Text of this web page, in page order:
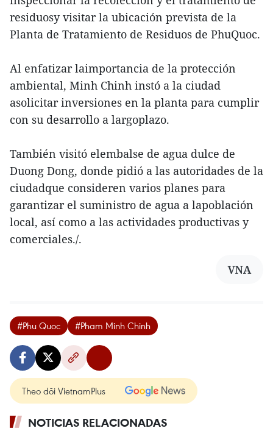
residuosy visitar la ubicación prevista de la
Planta de Tratamiento de Residuos de PhuQuoc.
Al enfatizar laimportancia de la protección
ambiental, Minh Chinh instó a la ciudad
asolicitar inversiones en la planta para cumplir
con su desarrollo a largoplazo.
También visitó elembalse de agua dulce de
Duong Dong, donde pidió a las autoridades de la
ciudadque consideren varios planes para
garantizar el suministro de agua a lapoblación
local, así como a las actividades productivas y
comerciales./.
VNA
#Phu Quoc #Pham Minh Chinh
Theo dõi VietnamPlus
NOTICIAS RELACIONADAS